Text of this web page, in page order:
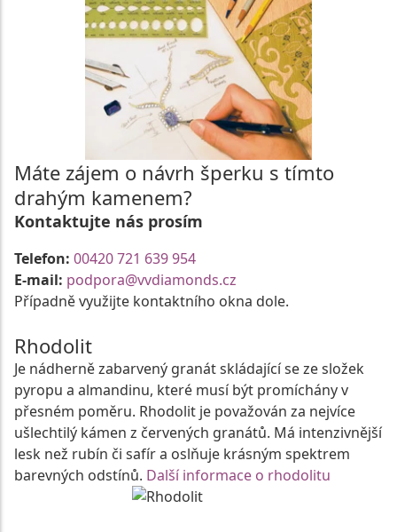
Máte zájem o návrh šperku s tímto
drahým kamenem?
Kontaktujte nás prosím
Telefon: 00420 721 639 954
E-mail: podpora@vvdiamonds.cz
Případně využijte kontaktního okna dole.
Rhodolit
Je nádherně zabarvený granát skládající se ze složek
pyropu a almandinu, které musí být promíchány v
přesném poměru. Rhodolit je považován za nejvíce
ušlechtilý kámen z červených granátů. Má intenzivnější
lesk než rubín či safír a oslňuje krásným spektrem
barevných odstínů. Další informace o rhodolitu